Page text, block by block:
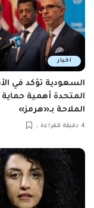
اخبار
السعودية تؤكد في
المتحدة أهمية حماية
الملاحة بـ«هرمز»
4 دقيقة للقراءة